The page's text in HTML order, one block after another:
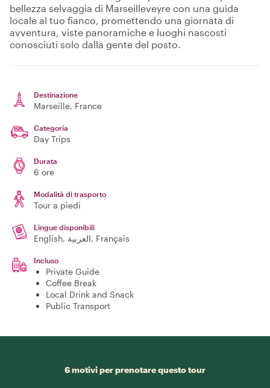
bellezza selvaggia di Marseilleveyre con una guida
locale al tuo fianco, promettendo una giornata di
avventura, viste panoramiche e luoghi nascosti
conosciuti solo dalla gente del posto.
Destinazione
Marseille, France
Categoria
Day Trips
Durata
6 ore
Modalità di trasporto
Tour a piedi
Lingue disponibili
English, العربية, Français
Incluso
Private Guide
Coffee Break
Local Drink and Snack
Public Transport
6 motivi per prenotare questo tour